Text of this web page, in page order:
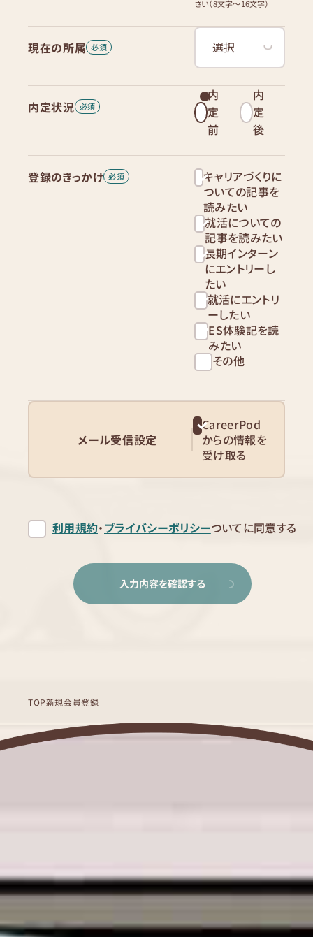
さい（8文字〜16文字）
現在の所属
内定状況
内
定
前
内
定
後
登録のきっかけ
キャリアづくりに
ついての記事を
読みたい
就活についての
記事を読みたい
長期インターン
にエントリーし
たい
就活にエントリ
ーしたい
ES体験記を読
みたい
その他
メール受信設定
CareerPod
からの情報を
受け取る
利用規約・プライバシーポリシーついてに同意する
入力内容を確認する
TOP新規会員登録